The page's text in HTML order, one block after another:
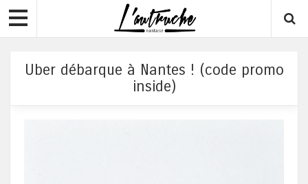
Uber débarque à Nantes ! (code promo
inside)